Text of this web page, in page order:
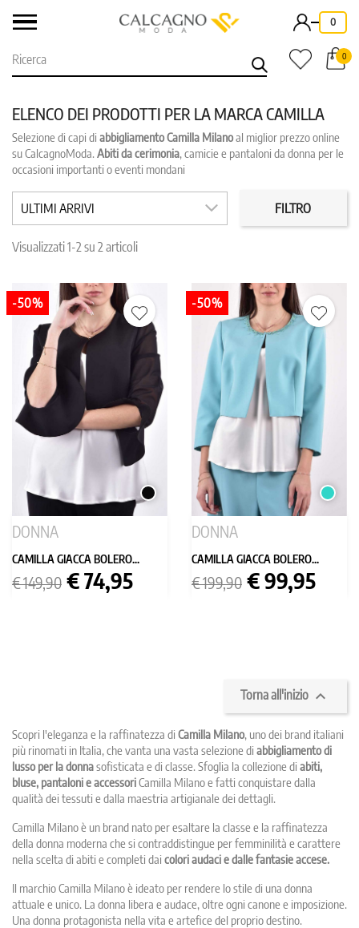
- 0
0
ELENCO DEI PRODOTTI PER LA MARCA CAMILLA
CATEGORIE PREZZO
COLORE TAGLIA
REPARTO
Selezione di capi di abbigliamento Camilla Milanoal miglior prezzo online
su CalcagnoModa. Abiti da cerimonia, camicie e pantaloni da donna per le
occasioni importanti o eventi mondani
Scopri l'eleganza e la raffinatezza di Camilla Milano, uno dei brand italiani
più rinomati in Italia, che vanta una vasta selezione di abbigliamento di
lusso per la donnasofisticata e di classe. Sfoglia la collezione di abiti,
bluse, pantaloni e accessoriCamilla Milano e fatti conquistare dalla
qualità dei tessuti e dalla maestria artigianale dei dettagli.
Camilla Milano è un brand nato per esaltare la classe e la raffinatezza
della donna moderna che si contraddistingue per femminilità e carattere
nella scelta di abiti e completi dai colori audaci e dalle fantasie accese.
Il marchio Camilla Milano è ideato per rendere lo stile di una donna
attuale e unico. La donna libera e audace, oltre ogni canone e imposizione.
Una donna protagonista nella vita e artefice del proprio destino.
ULTIMI ARRIVI FILTRO
Visualizzati 1-2 su 2 articoli
NERO
DONNA
CAMILLA GIACCA BOLERO...
Prezzo
base
€ 149,90 Prezzo
€ 74,95
-50%
DONNA
CAMILLA GIACCA BOLERO...
Prezzo
base
€ 199,90 Prezzo
€ 99,95
-50%
Torna all'inizio 